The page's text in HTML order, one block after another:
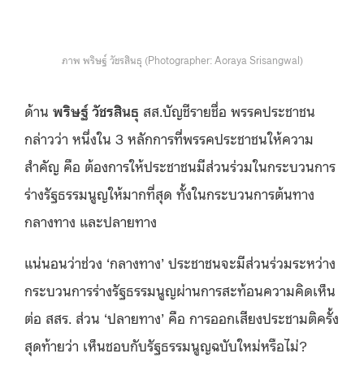
ภาพ พริษฐ์ วัชรสินธุ (Photographer: Aoraya Srisangwal)
ด้าน พริษฐ์ วัชรสินธุ สส.บัญชีรายชื่อ พรรคประชาชน
กล่าวว่า หนึ่งใน 3 หลักการที่พรรคประชาชนให้ความ
สำคัญ คือ ต้องการให้ประชาชนมีส่วนร่วมในกระบวนการ
ร่างรัฐธรรมนูญให้มากที่สุด ทั้งในกระบวนการต้นทาง
กลางทาง และปลายทาง
แน่นอนว่าช่วง ‘กลางทาง’ ประชาชนจะมีส่วนร่วมระหว่าง
กระบวนการร่างรัฐธรรมนูญผ่านการสะท้อนความคิดเห็น
ต่อ สสร. ส่วน ‘ปลายทาง’ คือ การออกเสียงประชามติครั้ง
สุดท้ายว่า เห็นชอบกับรัฐธรรมนูญฉบับใหม่หรือไม่?